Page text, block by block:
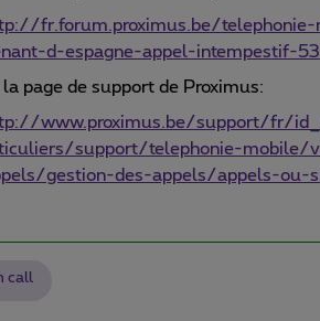
fr.forum.proximus.be/
d-espagne-appel-intempestif-
la page de support de Proximus:
www.proximus.be/support/fr/
support/telephonie-mobile/
gestion-des-appels/appels-ou-
call